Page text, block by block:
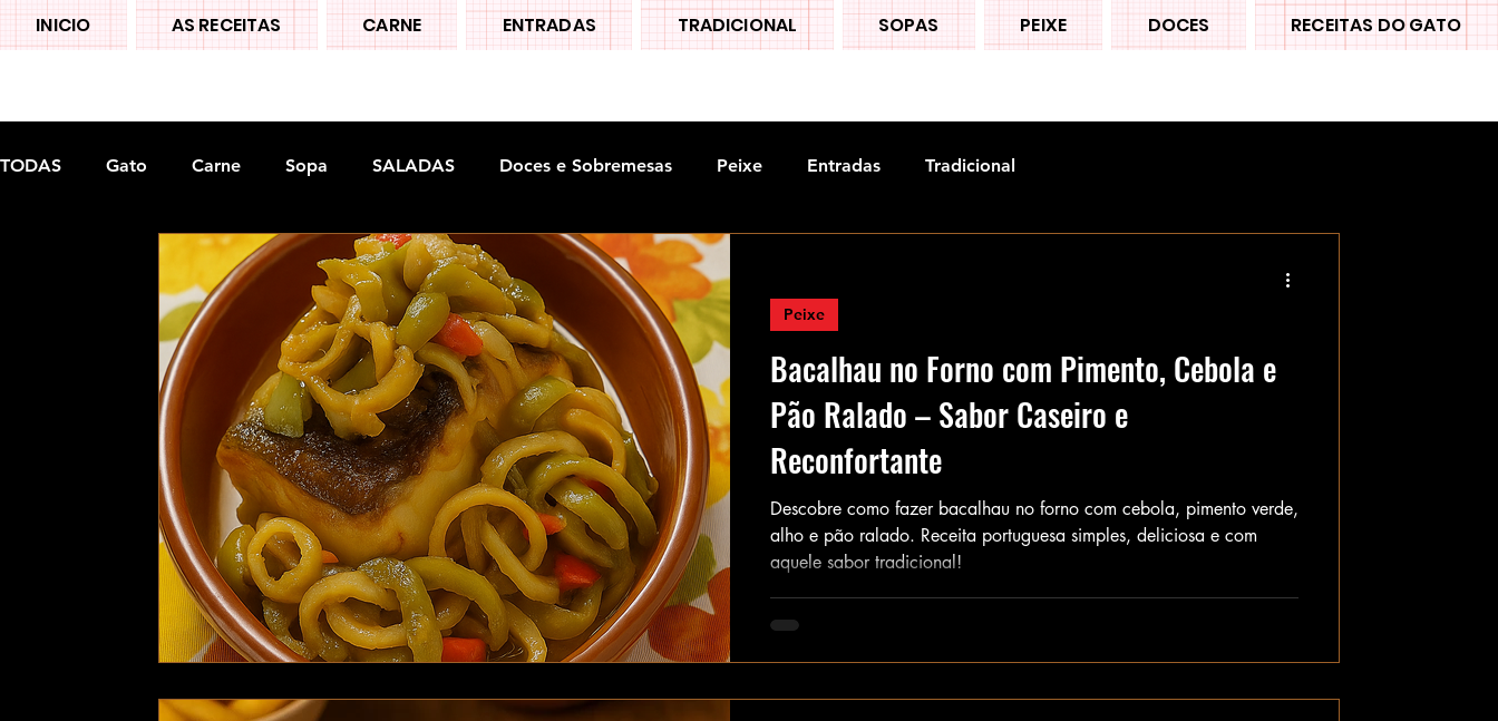
INICIO AS RECEITAS CARNE ENTRADAS TRADICIONAL SOPAS PEIXE DOCES RECEITAS DO GATO
TODAS Gato Carne Sopa SALADAS Doces e Sobremesas Peixe Entradas Tradicional
Doces tradiconais FRUTAS Legumes
Bacalhau no Forno com Pimento, Cebola e
Pão Ralado – Sabor Caseiro e
Reconfortante
Descobre como fazer bacalhau no forno com cebola, pimento verde,
alho e pão ralado. Receita portuguesa simples, deliciosa e com
aquele sabor tradicional!
Peixe